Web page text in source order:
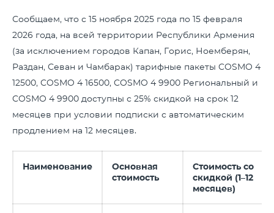
Сообщаем, что с 15 ноября 2025 года по 15 февраля
2026 года, на всей территории Республики Армения
(за исключением городов Капан, Горис, Ноемберян,
Раздан, Севан и Чамбарак) тарифные пакеты COSMO 4
12500, COSMO 4 16500, COSMO 4 9900 Региональный и
COSMO 4 9900 доступны с 25% скидкой на срок 12
месяцев при условии подписки с автоматическим
продлением на 12 месяцев.
Наименование
Основная
стоимость
Стоимость со
скидкой (1–12
месяцев)